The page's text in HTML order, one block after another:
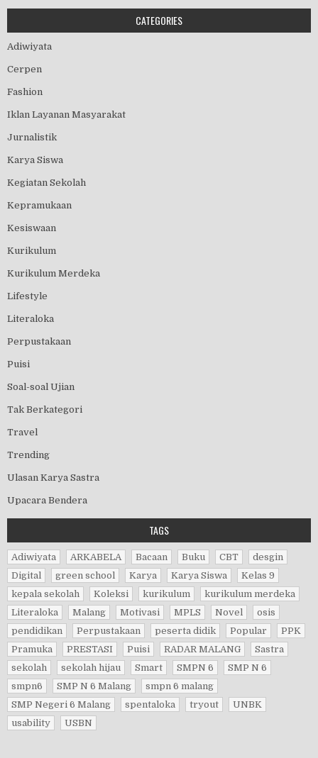
CATEGORIES
Adiwiyata
Cerpen
Fashion
Iklan Layanan Masyarakat
Jurnalistik
Karya Siswa
Kegiatan Sekolah
Kepramukaan
Kesiswaan
Kurikulum
Kurikulum Merdeka
Lifestyle
Literaloka
Perpustakaan
Puisi
Soal-soal Ujian
Tak Berkategori
Travel
Trending
Ulasan Karya Sastra
Upacara Bendera
TAGS
Adiwiyata ARKABELA Bacaan Buku CBT
desgin
Digital
green school Karya Karya Siswa
Kelas 9
kepala sekolah
Koleksi kurikulum
kurikulum merdeka
Literaloka
Malang Motivasi MPLS Novel
osis
pendidikan
Perpustakaan peserta didik Popular
PPK
Pramuka
PRESTASI Puisi RADAR MALANG
Sastra
sekolah
sekolah hijau Smart SMPN 6
SMP N 6
smpn6
SMP N 6 Malang
smpn 6 malang
SMP Negeri 6 Malang
spentaloka tryout
UNBK
usability
USBN